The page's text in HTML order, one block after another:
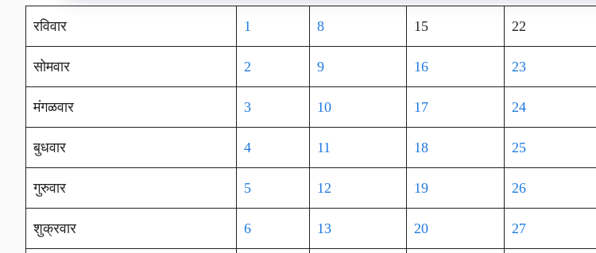
रविवार 1 8 15 22
सोमवार 2 9 16 23
मंगळवार 3 10 17 24
बुधवार 4 11 18 25
गुरुवार 5 12 19 26
शुक्रवार 6 13 20 27